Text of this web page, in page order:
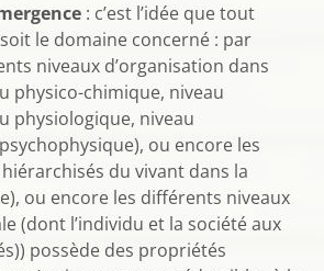
: c’est l’idée que tout
le domaine concerné : par
niveaux d’organisation dans
physico-chimique, niveau
physiologique, niveau
ou encore les
du vivant dans la
ou encore les différents niveaux
(dont l’individu et la société aux
possède des propriétés